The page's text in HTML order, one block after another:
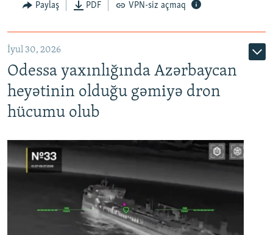
Paylaş PDF VPN-siz açmaq
İyul 30, 2026
Odessa yaxınlığında Azərbaycan
heyətinin olduğu gəmiyə dron
hücumu olub